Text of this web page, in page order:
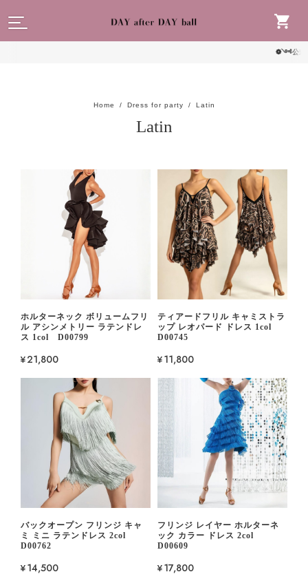
❁༺公式LINE友
Home Dress for party Latin
Latin
ホルターネック ボリュームフリ
ル アシンメトリー ラテンドレ
ス 1col D00799
¥21,800
ティアードフリル キャミストラ
ップ レオパード ドレス 1col
D00745
¥11,800
バックオープン フリンジ キャ
ミ ミニ ラテンドレス 2col
D00762
¥14,500
フリンジ レイヤー ホルターネ
ック カラー ドレス 2col
D00609
¥17,800